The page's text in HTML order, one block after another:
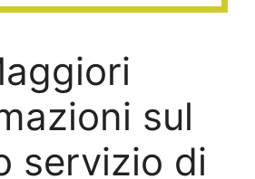
sul
servizio di